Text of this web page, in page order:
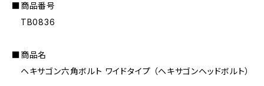
■商品番号
TB0836
■商品名
ヘキサゴン六角ボルト ワイドタイプ （ヘキサゴンヘッドボルト）